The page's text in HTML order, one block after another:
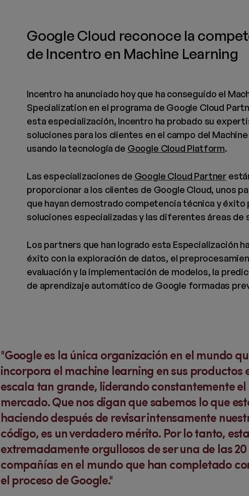
Google Cloud reconoce la
de Incentro en Machine Learning
Incentro ha anunciado hoy que ha conseguido el
Specialization en el programa de Google Cloud
esta especialización, Incentro ha probado su
soluciones para los clientes en el campo del
usando la tecnología de Google Cloud Platform.
Las especializaciones de Google Cloud Partner
proporcionar a los clientes de Google Cloud, unos
que hayan demostrado competencia técnica y éxito
soluciones especializadas y las diferentes áreas de
Los partners que han logrado esta Especialización
éxito con la exploración de datos, el
evaluación y la implementación de modelos, la
de aprendizaje automático de Google formadas
Google es la única organización en el mundo
incorpora el machine learning en sus productos
escala tan grande, liderando constantemente el
mercado. Que nos digan que sabemos lo que
haciendo después de revisar intensamente
código, es un verdadero mérito. Por lo tanto,
extremadamente orgullosos de ser una de las 20
compañías en el mundo que han completado
el proceso de Google.